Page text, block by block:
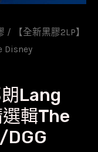
/ 【全新黑膠2LP】
Disney
朗Lang
輯The